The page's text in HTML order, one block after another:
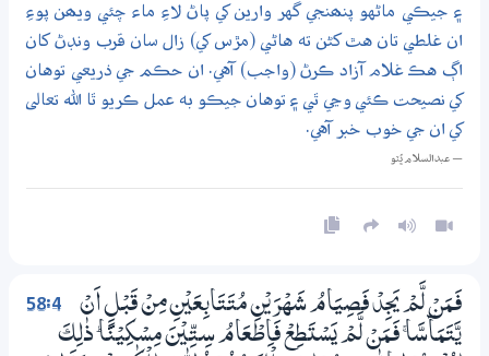
۽ جيڪي ماڻهو پنھنجي گهر وارين کي پاڻ لاءِ ماء چئي ويھن پوءِ
ان غلطي تان هٿ کڻن ته هاڻي (مڙس کي) زال سان قرب ونڊڻ کان
اڳ هڪ غلام آزاد ڪرڻ (واجب) آهي. ان حڪم جي ذريعي توهان
کي نصيحت ڪئي وڃي ٿي ۽ توهان جيڪو به عمل ڪريو ٿا الله تعالى
کي ان جي خوب خبر آهي.
— عبدالسلام ڀُٽو
58:4
فَـمَنْ لَّمْ يَجِدْ فَصِيَامُ شَهْرَيْنِ مُتَتَابِعَيْنِ مِنْ قَبْلِ اَنْ
يَّتَمَـاۗسَّا ۚ فَـمَنْ لَّمْ يَسْتَطِعْ فَاِطْعَامُ سِـتِّيْنَ مِسْكِيْنًا ۭ ذٰلِكَ